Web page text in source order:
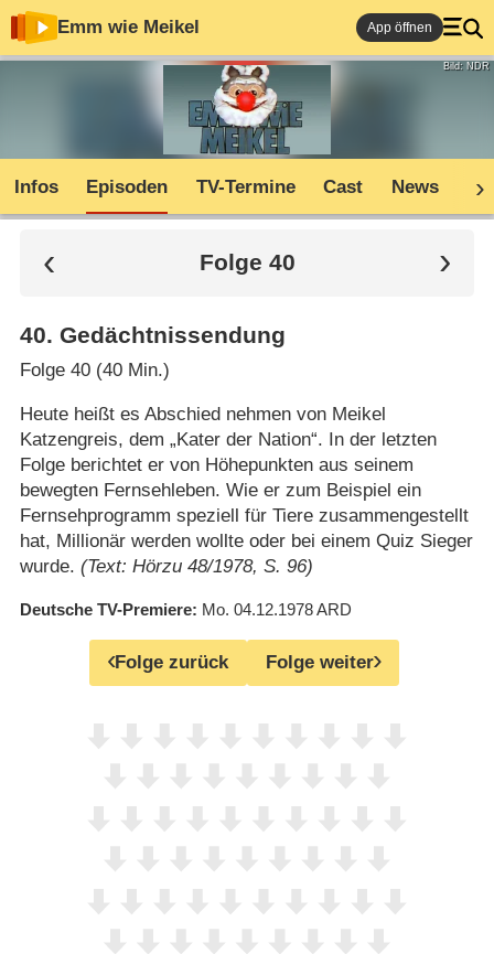
Emm wie Meikel App öffnen
Bild: NDR
Infos Episoden TV-Termine Cast News
Folge 40
40. Gedächtnissendung
Folge 40 (40 Min.)
Heute heißt es Abschied nehmen von Meikel
Katzengreis, dem „Kater der Nation“. In der letzten
Folge berichtet er von Höhepunkten aus seinem
bewegten Fernsehleben. Wie er zum Beispiel ein
Fernsehprogramm speziell für Tiere zusammengestellt
hat, Millionär werden wollte oder bei einem Quiz Sieger
wurde. (Text: Hörzu 48/1978, S. 96)
Deutsche TV-Premiere Mo. 04.12.1978ARD
Folge zurück Folge weiter